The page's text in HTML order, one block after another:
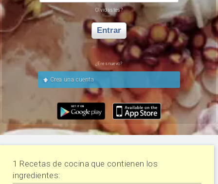
Olvidastes?
Entrar
¿Eres nuevo?
Crea una cuenta
1 Recetas de cocina que contienen los
ingredientes: